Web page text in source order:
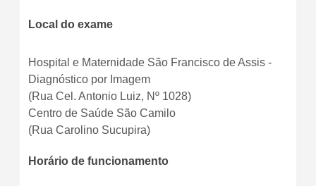
Local do exame
Hospital e Maternidade São Francisco de Assis -
Diagnóstico por Imagem
(Rua Cel. Antonio Luiz, Nº 1028)
Centro de Saúde São Camilo
(Rua Carolino Sucupira)
Horário de funcionamento